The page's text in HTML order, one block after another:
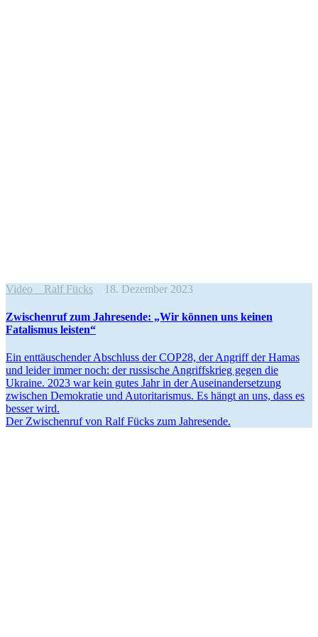
Video Ralf Fücks 18. Dezember 2023
Zwischenruf zum Jahresende: „Wir können uns keinen
Fatalismus leisten“
Ein enttäu­schender Abschluss der COP28, der Angriff der Hamas
und leider immer noch: der russische Angriffs­krieg gegen die
Ukraine. 2023 war kein gutes Jahr in der Ausein­an­der­setzung
zwischen Demokratie und Autori­ta­rismus. Es hängt an uns, dass es
besser wird.
Der Zwischenruf von Ralf Fücks zum Jahresende.